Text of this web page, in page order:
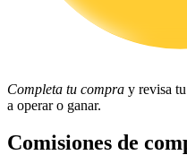
Inversiones exclusivas
Completa tu compra y revisa
a operar o ganar.
Comisiones de